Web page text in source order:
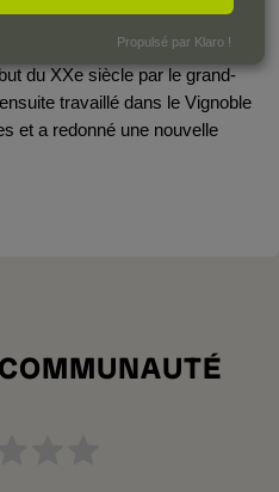
du XXe siècle par le grand-
travaillé dans le Vignoble
et a redonné une nouvelle
Propulsé par Klaro !